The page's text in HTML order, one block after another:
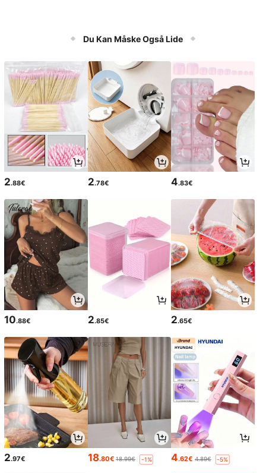
Du Kan Måske Også Lide
2.88€ 2.78€ 4.83€
10.88€ 2.85€ 2.65€
2.97€ 18.80€ 18.99€ -1% 4.62€ 4.89€ -5%